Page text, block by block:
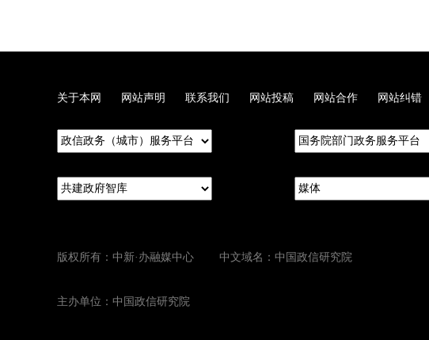
关于本网 网站声明 联系我们 网站投稿 网站合作 网站纠错
版权所有：中新·办融媒中心 中文域名：中国政信研究院
主办单位：中国政信研究院